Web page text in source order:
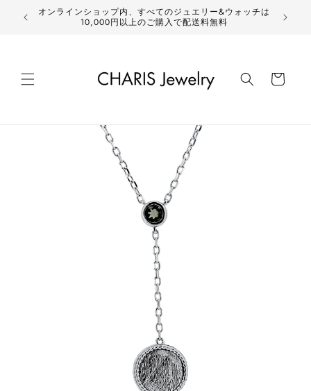
ンツにオンラインショップ内、すべてのジュエリー&ウォッチは
10,000円以上のご購入で配送料無料
ー